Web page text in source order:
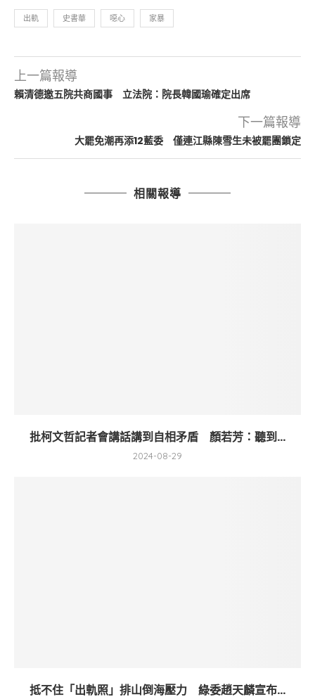
出軌 史書華 噁心 家暴
上一篇報導
賴清德邀五院共商國事 立法院：院長韓國瑜確定出席
下一篇報導
大罷免潮再添12藍委 僅連江縣陳雪生未被罷團鎖定
相關報導
批柯文哲記者會講話講到自相矛盾 顏若芳：聽到...
2024-08-29
抵不住「出軌照」排山倒海壓力 綠委趙天麟宣布...